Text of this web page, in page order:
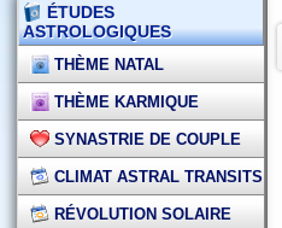
ÉTUDES
ASTROLOGIQUES
THÈME NATAL
THÈME KARMIQUE
SYNASTRIE DE COUPLE
CLIMAT ASTRAL TRANSITS
RÉVOLUTION SOLAIRE